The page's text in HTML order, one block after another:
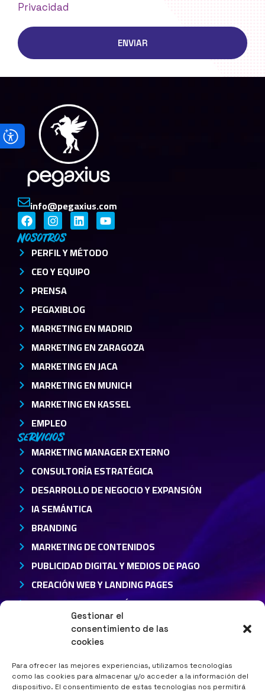
Gestionar el
consentimiento de las
cookies
Para ofrecer las mejores experiencias, utilizamos tecnologías
como las cookies para almacenar y/o acceder a la información del
dispositivo. El consentimiento de estas tecnologías nos permitirá
Privacidad
ENVIAR
info@pegaxius.com
Nosotros
PERFIL Y MÉTODO
CEO Y EQUIPO
PRENSA
PEGAXIBLOG
MARKETING EN MADRID
MARKETING EN ZARAGOZA
MARKETING EN JACA
MARKETING EN MUNICH
MARKETING EN KASSEL
EMPLEO
Servicios
MARKETING MANAGER EXTERNO
CONSULTORÍA ESTRATÉGICA
DESARROLLO DE NEGOCIO Y EXPANSIÓN
IA SEMÁNTICA
BRANDING
MARKETING DE CONTENIDOS
PUBLICIDAD DIGITAL Y MEDIOS DE PAGO
CREACIÓN WEB Y LANDING PAGES
CRM Y AUTOMATIZACIÓN DE MARKETING
IA APLICADA AL MARKETING
MARKETING MÉDICO Y BIENESTAR